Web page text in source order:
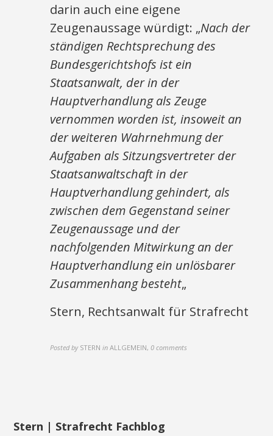
darin auch eine eigene
Zeugenaussage würdigt: „Nach der
ständigen Rechtsprechung des
Bundesgerichtshofs ist ein
Staatsanwalt, der in der
Hauptverhandlung als Zeuge
vernommen worden ist, insoweit an
der weiteren Wahrnehmung der
Aufgaben als Sitzungsvertreter der
Staatsanwaltschaft in der
Hauptverhandlung gehindert, als
zwischen dem Gegenstand seiner
Zeugenaussage und der
nachfolgenden Mitwirkung an der
Hauptverhandlung ein unlösbarer
Zusammenhang besteht„
Stern, Rechtsanwalt für Strafrecht
Posted by STERN in ALLGEMEIN,0 comments
Stern | Strafrecht Fachblog